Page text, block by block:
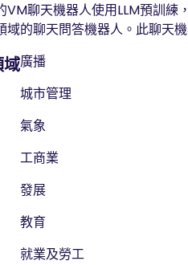
VM聊天機器人使用LLM預訓
域的聊天問答機器人。此聊天
廣播
城市管理
氣象
工商業
發展
教育
就業及勞工